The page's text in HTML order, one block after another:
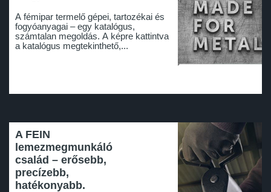
A fémipar termelő gépei, tartozékai és
fogyóanyagai – egy katalógus,
számtalan megoldás. A képre kattintva
a katalógus megtekinthető,...
A FEIN
lemezmegmunkáló
család – erősebb,
precízebb,
hatékonyabb.